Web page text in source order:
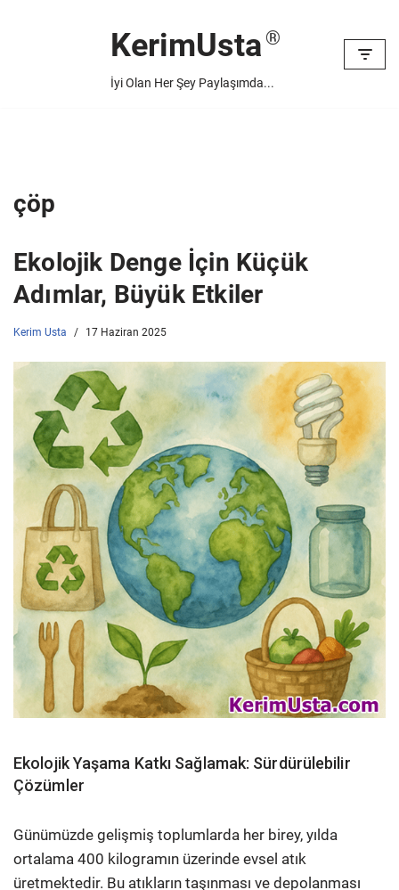
KerimUsta
İyi Olan Her Şey Paylaşımda...
çöp
Ekolojik Denge İçin Küçük
Adımlar, Büyük Etkiler
Kerim Usta 17 Haziran 2025
Ekolojik Yaşama Katkı Sağlamak: Sürdürülebilir
Çözümler
Günümüzde gelişmiş toplumlarda her birey, yılda
ortalama 400 kilogramın üzerinde evsel atık
üretmektedir. Bu atıkların taşınması ve depolanması